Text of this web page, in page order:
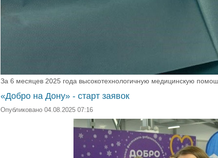
За 6 месяцев 2025 года высокотехнологичную медицинскую
«Добро на Дону» - старт заявок
Опубликовано 04.08.2025 07:16